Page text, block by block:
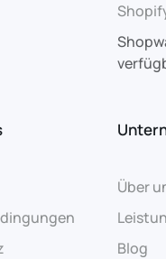
Über
Blog